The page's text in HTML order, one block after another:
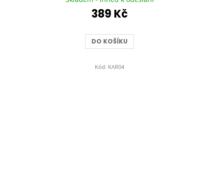
produktu
je
z
5
389 Kč
DO KOŠÍKU
Kód: KAR04